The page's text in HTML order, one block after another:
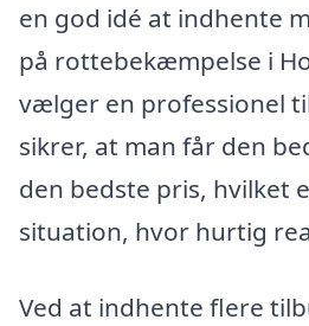
en god idé at indhente
på rottebekæmpelse i
vælger en professionel
sikrer, at man får den
den bedste pris, hvilket
situation, hvor hurtig
Ved at indhente flere